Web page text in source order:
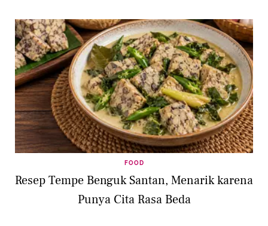
FOOD
Resep Tempe Benguk Santan, Menarik karena
Punya Cita Rasa Beda